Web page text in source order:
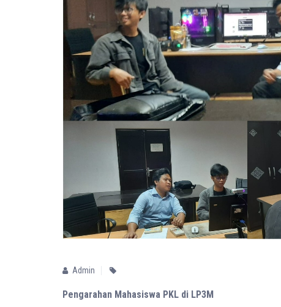
Admin
Pengarahan Mahasiswa PKL di LP3M